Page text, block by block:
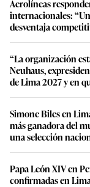
Aerolíneas
internacionales:
desventaja
“La organización
Neuhaus,
de Lima 2027 y en
Simone Biles en
más ganadora del
una selección
Papa León XIV en
confirmadas en